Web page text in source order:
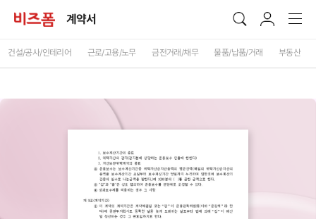
계약서
건설/공사/인테리어 근로/고용/노무 금전거래/채무 물품/납품/거래 부동산